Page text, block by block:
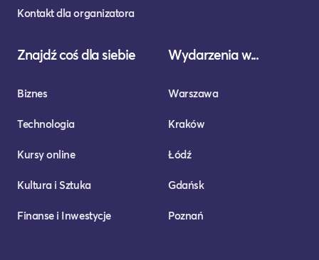
Kontakt dla organizatora
Znajdź coś dla siebie
Biznes
Technologia
Kursy online
Kultura i Sztuka
Finanse i Inwestycje
Wydarzenia w...
Warszawa
Kraków
Łódź
Gdańsk
Poznań